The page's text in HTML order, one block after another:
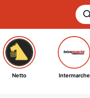
Netto Intermarche